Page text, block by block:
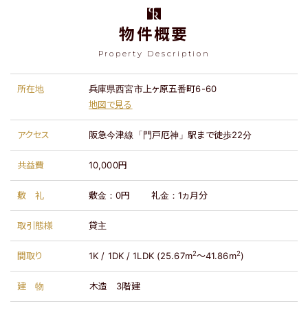
物件概要
Property Description
所在地
兵庫県西宮市上ヶ原五番町6-60
地図で見る
アクセス 阪急今津線「門戸厄神」駅まで徒歩22分
共益費 10,000円
敷礼 敷金：0円 礼金： 1ヵ月分
取引態様 貸主
間取り 1K / 1DK / 1LDK (25.67m2～41.86m2)
建物 木造 3階建